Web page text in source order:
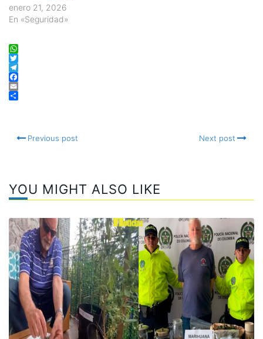
enero 21, 2026
En «Seguridad»
WhatsApp
Twitter
Telegram
Facebook
Email
Previous post Next post
YOU MIGHT ALSO LIKE